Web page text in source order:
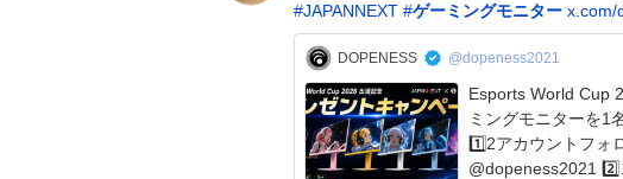
#JAPANNEXT #ゲーミングモニター x.com/
DOPENESS @dopeness2021
Esports World Cup
ミングモニターを1名様に
1️⃣2アカウントフォ
@dopeness2021 2️⃣この投